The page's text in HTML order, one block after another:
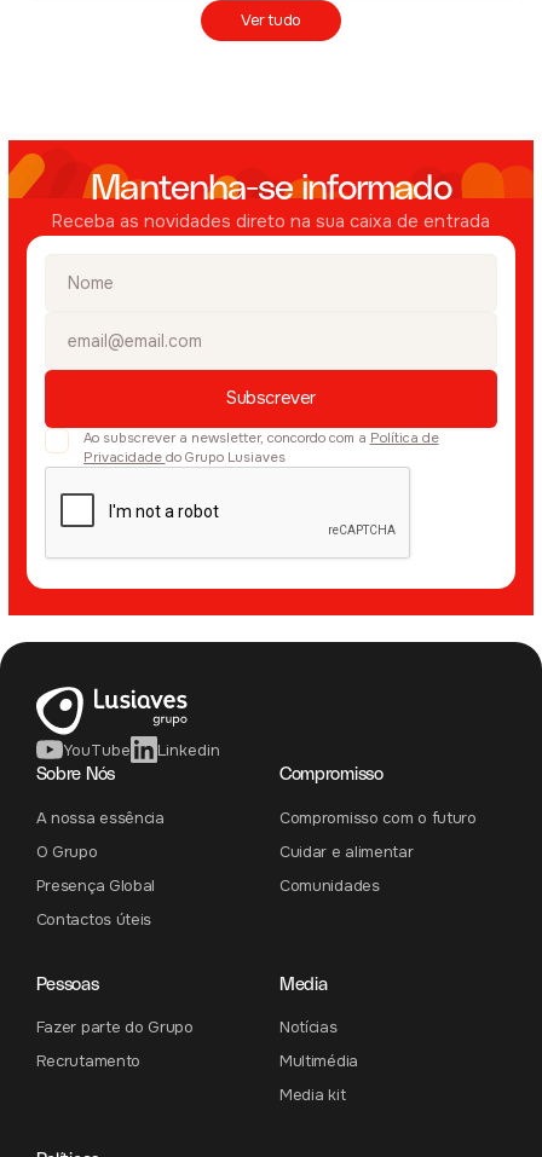
Ver tudo
Mantenha-se informado
Receba as novidades direto na sua caixa de entrada
Ao subscrever a newsletter, concordo com a Política de
Privacidade do Grupo Lusiaves
YouTube
Linkedin
Sobre Nós
A nossa essência
O Grupo
Presença Global
Contactos úteis
Compromisso
Compromisso com o futuro
Cuidar e alimentar
Comunidades
Pessoas
Fazer parte do Grupo
Recrutamento
Media
Notícias
Multimédia
Media kit